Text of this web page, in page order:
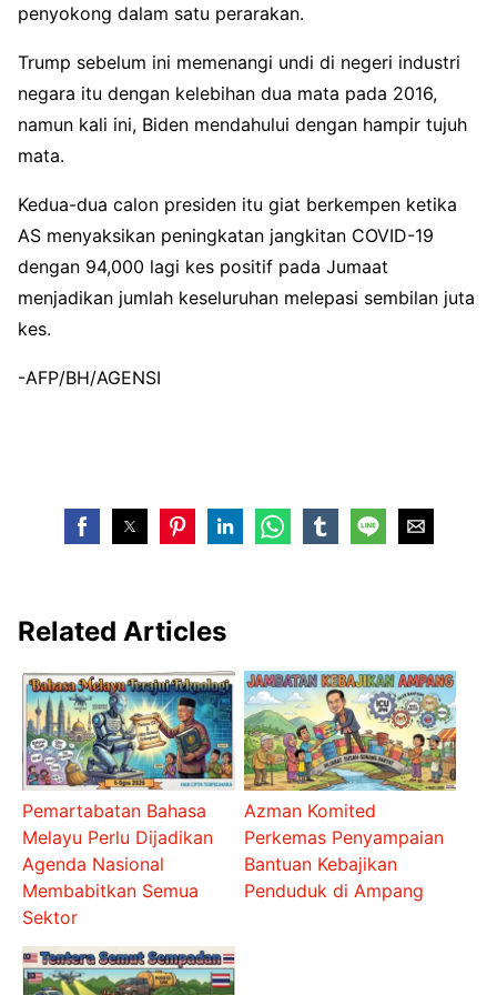
penyokong dalam satu perarakan.
Trump sebelum ini memenangi undi di negeri industri
negara itu dengan kelebihan dua mata pada 2016,
namun kali ini, Biden mendahului dengan hampir tujuh
mata.
Kedua-dua calon presiden itu giat berkempen ketika
AS menyaksikan peningkatan jangkitan COVID-19
dengan 94,000 lagi kes positif pada Jumaat
menjadikan jumlah keseluruhan melepasi sembilan juta
kes.
-AFP/BH/AGENSI
Related Articles
Pemartabatan Bahasa
Melayu Perlu Dijadikan
Agenda Nasional
Membabitkan Semua
Sektor
Azman Komited
Perkemas Penyampaian
Bantuan Kebajikan
Penduduk di Ampang